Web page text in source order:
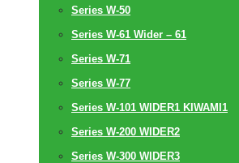
Series W-50
Series W-61 Wider – 61
Series W-71
Series W-77
Series W-101 WIDER1 KIWAMI1
Series W-200 WIDER2
Series W-300 WIDER3